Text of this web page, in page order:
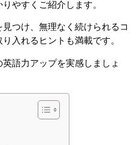
やすくご紹介します。
つけ、無理なく続けられるコ
入れるヒントも満載です。
語力アップを実感しましょ